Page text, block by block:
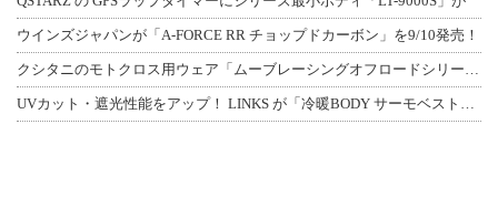
ウインズジャパンが「A-FORCE RR チョップドカーボン」を9/10発売！
クシタニのモトクロス用ウェア「ムーブレーシングオフロードシリーズ」3アイテムが登
UVカット・遮光性能をアップ！ LINKS が「冷暖BODY サーモベスト」改良